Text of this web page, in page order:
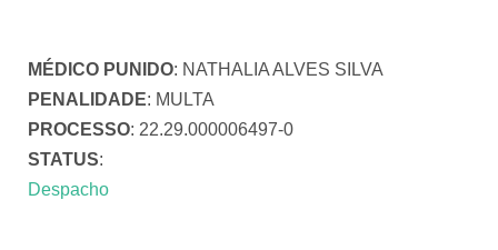
MÉDICO PUNIDO: NATHALIA ALVES SILVA
PENALIDADE: MULTA
PROCESSO: 22.29.000006497-0
STATUS:
Despacho